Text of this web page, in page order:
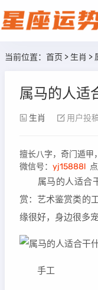
当前位置： 首页 > 生肖 >
属马的人适
生肖 用户投
擅长八字，奇门遁甲
微信号： yj15888l
属马的人适合干
赏：艺术鉴赏类的
缘很好，身边很多
手工